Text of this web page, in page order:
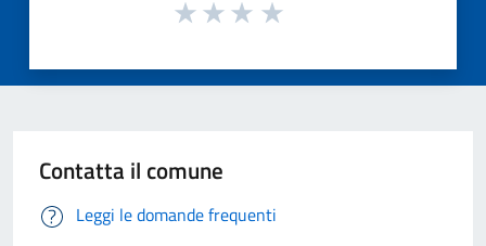
Contatta il comune
Leggi le domande frequenti